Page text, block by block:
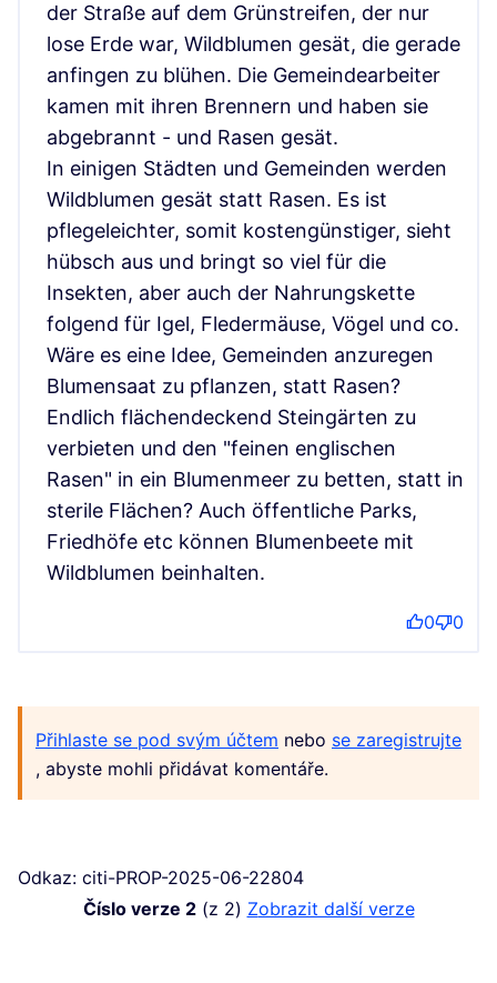
der Straße auf dem Grünstreifen, der nur
lose Erde war, Wildblumen gesät, die gerade
anfingen zu blühen. Die Gemeindearbeiter
kamen mit ihren Brennern und haben sie
abgebrannt - und Rasen gesät.
In einigen Städten und Gemeinden werden
Wildblumen gesät statt Rasen. Es ist
pflegeleichter, somit kostengünstiger, sieht
hübsch aus und bringt so viel für die
Insekten, aber auch der Nahrungskette
folgend für Igel, Fledermäuse, Vögel und co.
Wäre es eine Idee, Gemeinden anzuregen
Blumensaat zu pflanzen, statt Rasen?
Endlich flächendeckend Steingärten zu
verbieten und den "feinen englischen
Rasen" in ein Blumenmeer zu betten, statt in
sterile Flächen? Auch öffentliche Parks,
Friedhöfe etc können Blumenbeete mit
Wildblumen beinhalten.
0 0
Přihlaste se pod svým účtem nebo se zaregistrujte
, abyste mohli přidávat komentáře.
Odkaz: citi-PROP-2025-06-22804
Číslo verze 2(z 2) zobrazit další verze